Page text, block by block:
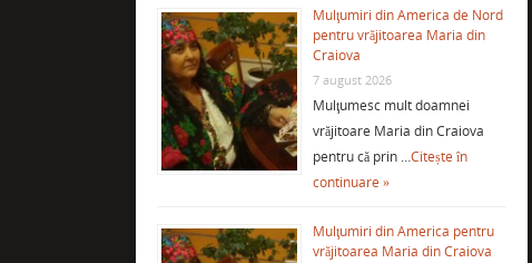
Mulţumiri din America de Nord
pentru vrăjitoarea Maria din
Craiova
7 august 2026
Mulţumesc mult doamnei
vrăjitoare Maria din Craiova
pentru că prin …Citește în
continuare »
Mulţumiri din America pentru
vrăjitoarea Maria din Craiova